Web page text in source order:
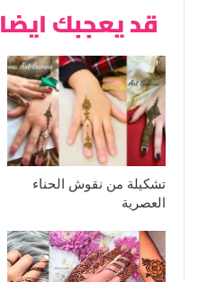
قد يعجبك ايضا
تشكيلة من نقوش الحناء
العصرية